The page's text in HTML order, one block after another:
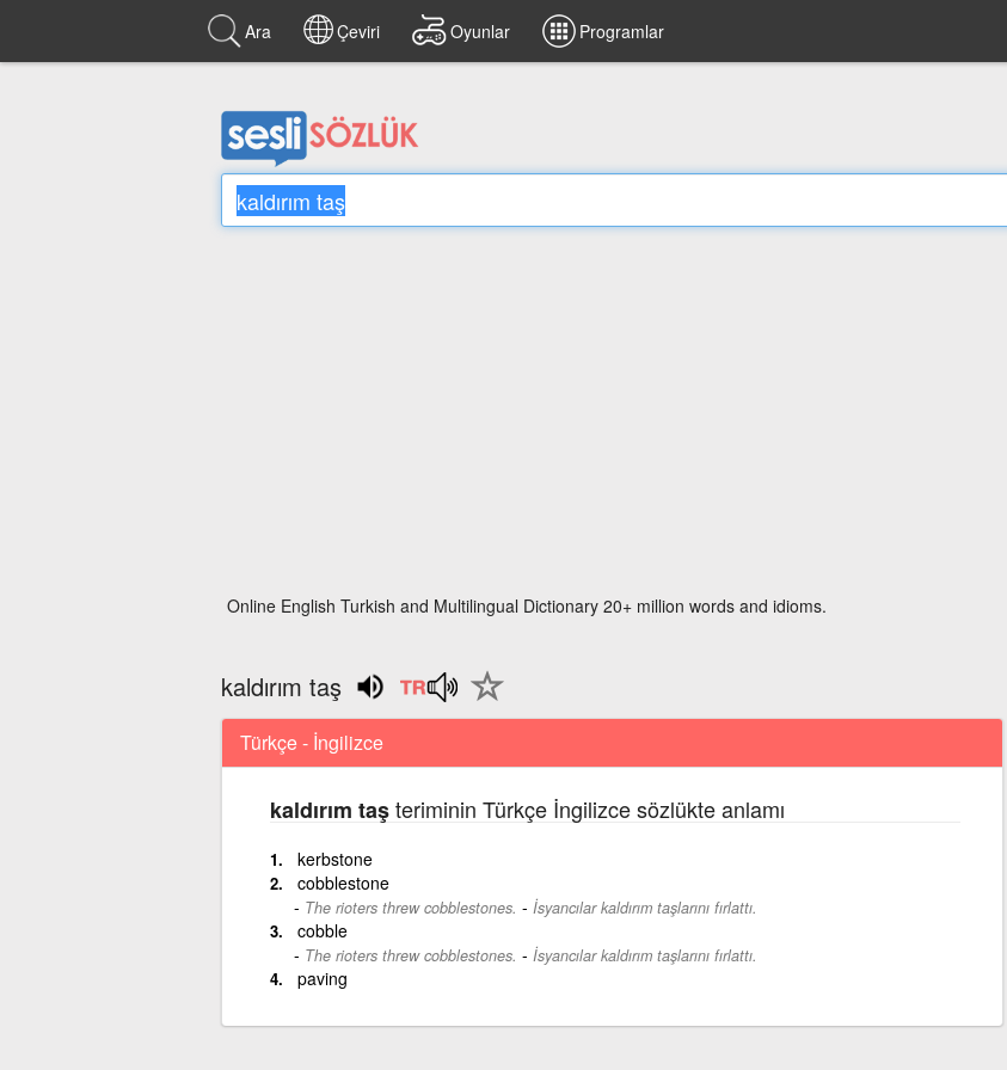
Ara Çeviri Oyunlar Programlar
Online English Turkish and Multilingual Dictionary 20+ million words and idioms.
kaldırım taş
Türkçe - İngilizce
kaldırım taşteriminin Türkçe İngilizce sözlükte anlamı
kerbstone
cobblestone
The rioters threw cobblestones. - İsyancılar kaldırım taşlarını fırlattı.
cobble
The rioters threw cobblestones. - İsyancılar kaldırım taşlarını fırlattı.
paving